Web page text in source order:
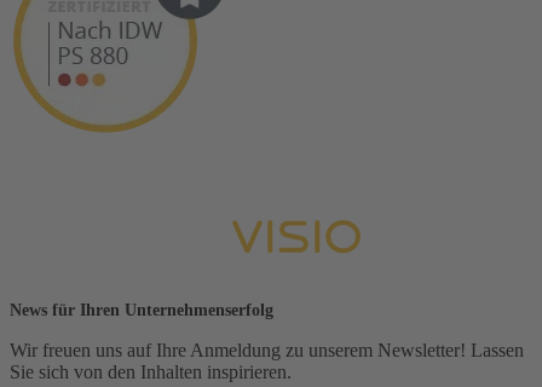
News für Ihren Unternehmenserfolg
Wir freuen uns auf Ihre Anmeldung zu unserem Newsletter! Lassen
Sie sich von den Inhalten inspirieren.